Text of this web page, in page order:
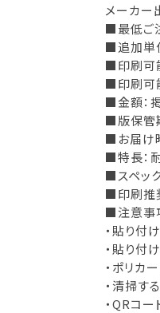
メーカー
■最低ご
■追加単
■印刷可
■印刷可
■金額：
■版保管
■お届け
■特長：
■スペッ
■印刷推
■注意事
・貼り付
・貼り付
・ポリカ
・清掃す
・QRコー